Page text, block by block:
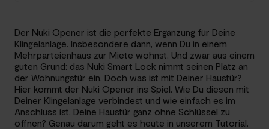
Der Nuki Opener ist die perfekte Ergänzung für Deine
Klingelanlage. Insbesondere dann, wenn Du in einem
Mehrparteienhaus zur Miete wohnst. Und zwar aus einem
guten Grund: das Nuki Smart Lock nimmt seinen Platz an
der Wohnungstür ein. Doch was ist mit Deiner Haustür?
Hier kommt der Nuki Opener ins Spiel. Wie Du diesen mit
Deiner Klingelanlage verbindest und wie einfach es im
Anschluss ist, Deine Haustür ganz ohne Schlüssel zu
öffnen? Genau darum geht es heute in unserem Tutorial.